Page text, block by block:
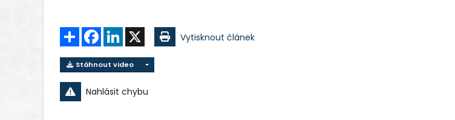
Sdílet FacebookLinkedIn Vytisknout článek
Stáhnout video
Nahlásit chybu